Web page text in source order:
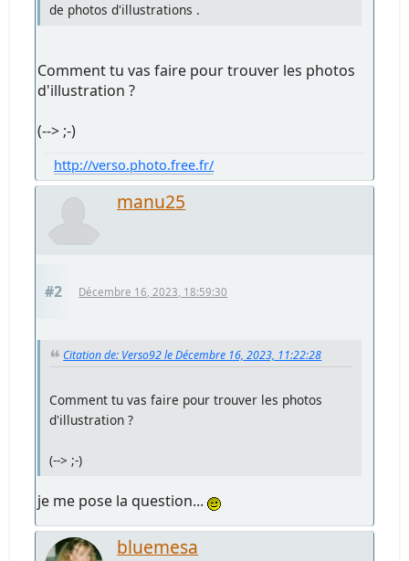
de photos d'illustrations .
Comment tu vas faire pour trouver les photos
d'illustration ?
(--> ;-)
http://verso.photo.free.fr/
manu25
#2 Décembre 16, 2023, 18:59:30
Citation de: Verso92 le Décembre 16, 2023, 11:22:28
Comment tu vas faire pour trouver les photos
d'illustration ?
(--> ;-)
je me pose la question...
bluemesa